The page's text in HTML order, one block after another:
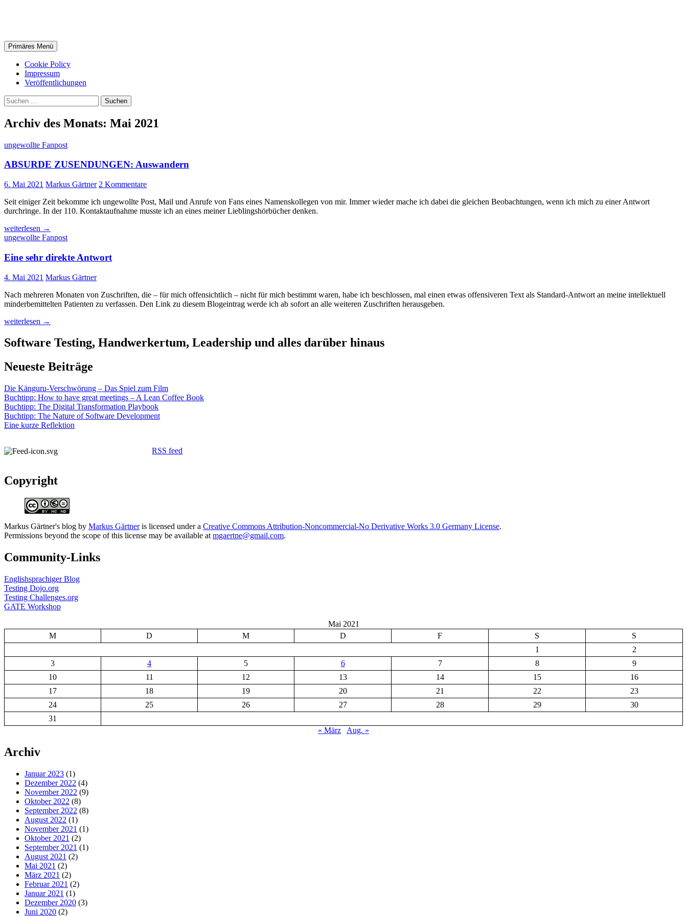
Suchen
Primäres Menü
Cookie Policy
Impressum
Veröffentlichungen
Suchen
nach:
Archiv des Monats: Mai 2021
ungewollte Fanpost
ABSURDE ZUSENDUNGEN: Auswandern
6. Mai 2021 Markus Gärtner 2 Kommentare
Seit einiger Zeit bekomme ich ungewollte Post, Mail und Anrufe von Fans eines Namenskollegen von mir. Immer wieder mache ich dabei die gleichen Beobachtungen, wenn ich mich zu einer Antwort
durchringe. In der 110. Kontaktaufnahme musste ich an eines meiner Lieblingshörbücher denken.
ABSURDE
ZUSENDUNGEN:
weiterlesen →
ungewollte Fanpost
Eine sehr direkte Antwort
4. Mai 2021 Markus Gärtner
Nach mehreren Monaten von Zuschriften, die – für mich offensichtlich – nicht für mich bestimmt waren, habe ich beschlossen, mal einen etwas offensiveren Text als Standard-Antwort an meine intellektuell
minderbemittelten Patienten zu verfassen. Den Link zu diesem Blogeintrag werde ich ab sofort an alle weiteren Zuschriften herausgeben.
Eine
direkte
Antwort
weiterlesen →
Software Testing, Handwerkertum, Leadership und alles darüber hinaus
Neueste Beiträge
Die Känguru-Verschwörung – Das Spiel zum Film
Buchtipp: How to have great meetings – A Lean Coffee Book
Buchtipp: The Digital Transformation Playbook
Buchtipp: The Nature of Software Development
Eine kurze Reflektion
RSS feed
Copyright
Markus Gärtner's blog by Markus Gärtneris licensed under a Creative Commons Attribution-Noncommercial-No Derivative Works 3.0 Germany License.
Permissions beyond the scope of this license may be available at mgaertne@gmail.com.
Community-Links
Englishsprachiger Blog
Testing Dojo.org
Testing Challenges.org
GATE Workshop
Mai 2021
M
D M D F S
S
1
2
3
4 5 6 7 8
9
10
11 12 13 14 15
16
17
18 19 20 21 22
23
24
25 26 27 28 29
30
31
« März
Aug. »
Archiv
Januar 2023 (1)
Dezember 2022 (4)
November 2022 (9)
Oktober 2022 (8)
September 2022 (8)
August 2022 (1)
November 2021 (1)
Oktober 2021 (2)
September 2021 (1)
August 2021 (2)
Mai 2021 (2)
März 2021 (2)
Februar 2021 (2)
Januar 2021 (1)
Dezember 2020 (3)
Juni 2020 (2)